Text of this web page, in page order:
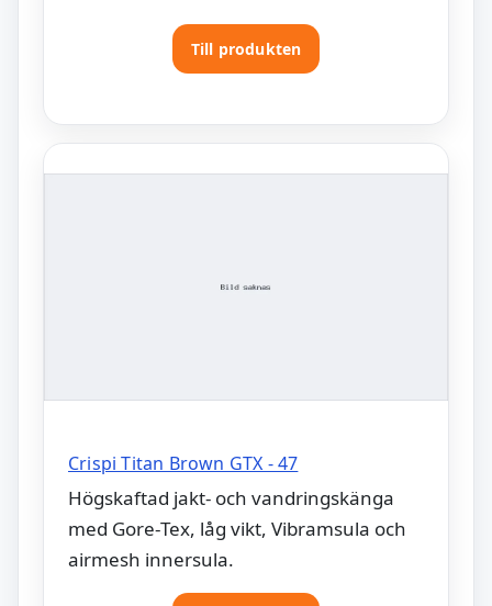
Till produkten
Crispi Titan Brown GTX - 47
Högskaftad jakt- och vandringskänga
med Gore‑Tex, låg vikt, Vibramsula och
airmesh innersula.